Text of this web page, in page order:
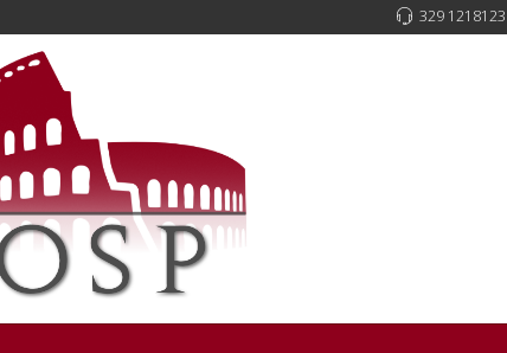
329 1218123